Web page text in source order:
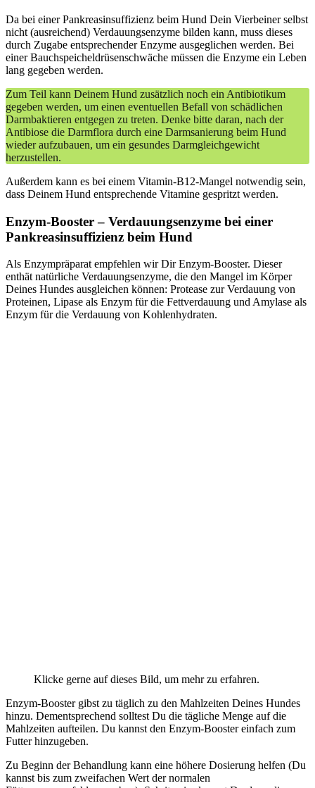
Da bei einer Pankreasinsuffizienz beim Hund Dein Vierbeiner selbst
nicht (ausreichend) Verdauungsenzyme bilden kann, muss dieses
durch Zugabe entsprechender Enzyme ausgeglichen werden. Bei
einer Bauchspeicheldrüsenschwäche müssen die Enzyme ein Leben
lang gegeben werden.
Zum Teil kann Deinem Hund zusätzlich noch ein Antibiotikum
gegeben werden, um einen eventuellen Befall von schädlichen
Darmbaktieren entgegen zu treten. Denke bitte daran, nach der
Antibiose die Darmflora durch eine Darmsanierung beim Hund
wieder aufzubauen, um ein gesundes Darmgleichgewicht
herzustellen.
Außerdem kann es bei einem Vitamin-B12-Mangel notwendig sein,
dass Deinem Hund entsprechende Vitamine gespritzt werden.
Enzym-Booster – Verdauungsenzyme bei einer
Pankreasinsuffizienz beim Hund
Als Enzympräparat empfehlen wir Dir Enzym-Booster. Dieser
enthät natürliche Verdauungsenzyme, die den Mangel im Körper
Deines Hundes ausgleichen können: Protease zur Verdauung von
Proteinen, Lipase als Enzym für die Fettverdauung und Amylase als
Enzym für die Verdauung von Kohlenhydraten.
Klicke gerne auf dieses Bild, um mehr zu erfahren.
Enzym-Booster gibst zu täglich zu den Mahlzeiten Deines Hundes
hinzu. Dementsprechend solltest Du die tägliche Menge auf die
Mahlzeiten aufteilen. Du kannst den Enzym-Booster einfach zum
Futter hinzugeben.
Zu Beginn der Behandlung kann eine höhere Dosierung helfen (Du
kannst bis zum zweifachen Wert der normalen